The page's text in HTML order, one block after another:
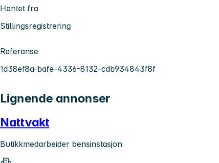
Hentet fra
Stillingsregistrering
Referanse
1d38ef8a-bafe-4336-8132-cdb934843f8f
Lignende annonser
Nattvakt
Butikkmedarbeider bensinstasjon